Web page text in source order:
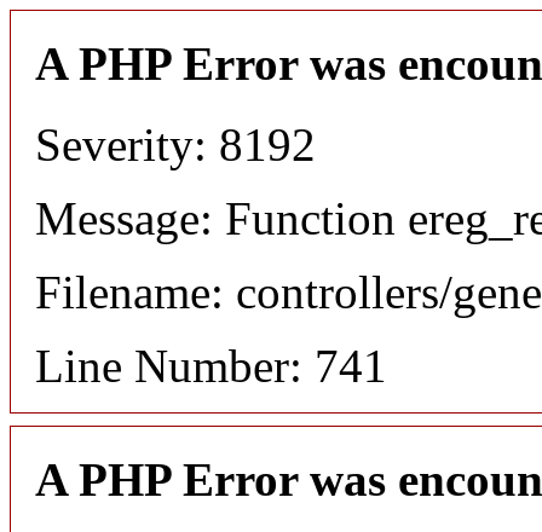
A PHP Error was
Severity: 8192
Message: Function
Filename: controllers/
Line Number: 741
A PHP Error was